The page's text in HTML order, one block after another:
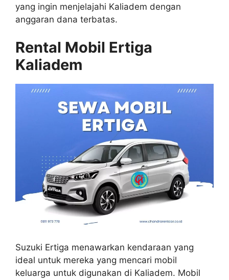
yang ingin menjelajahi Kaliadem dengan
anggaran dana terbatas.
Rental Mobil Ertiga
Kaliadem
Suzuki Ertiga menawarkan kendaraan yang
ideal untuk mereka yang mencari mobil
keluarga untuk digunakan di Kaliadem. Mobil